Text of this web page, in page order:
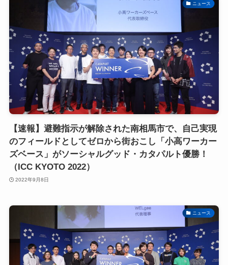
ニュース
【速報】避難指示が解除された南相馬市で、自己実現
のフィールドとしてゼロから街おこし「小高ワーカー
ズベース」がソーシャルグッド・カタパルト優勝！
（ICC KYOTO 2022）
2022年9月8日
ニュース